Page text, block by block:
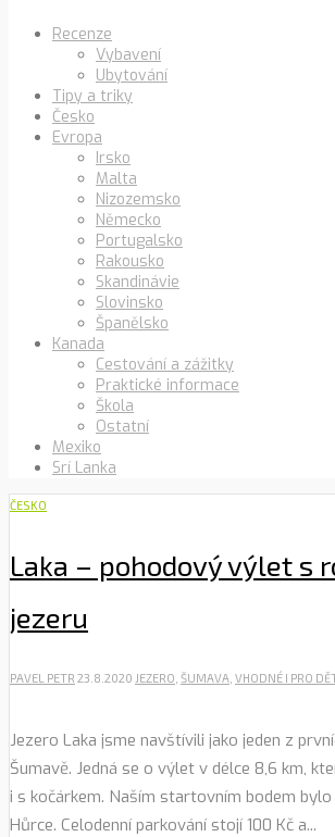
Recenze
Vybavení
Ubytování
Tipy a triky
Česko
Evropa
Irsko
Malta
Nizozemsko
Německo
Portugalsko
Rakousko
Skandinávie
Slovinsko
Španělsko
Kanada
Cestování a zážitky
Praktické informace
Škola
Ostatní
Mexiko
Srí Lanka
ČESKO
Laka – pohodový výlet s
jezeru
PAVEL PETR 23.8.2020 JEZERO ŠUMAVA VHODNÉ I PRO
Jezero Laka jsme navštívili jako jeden z
Šumavě. Jedná se o výlet v délce 8,6 km,
i s kočárkem. Naším startovním bodem
Hůrce. Celodenní parkování stojí 100 Kč a...